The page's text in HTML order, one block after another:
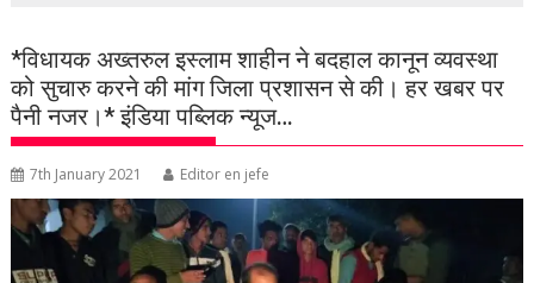
*विधायक अख्तरुल इस्लाम शाहीन ने बदहाल कानून व्यवस्था
को सुचारु करने की मांग जिला प्रशासन से की। हर खबर पर
पैनी नजर।* इंडिया पब्लिक न्यूज…
7th January 2021 Editor en jefe